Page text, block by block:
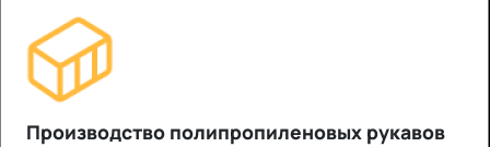
Производство полипропиленовых рукавов